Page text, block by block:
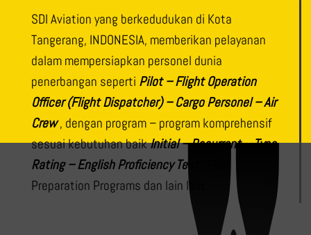
SDI Aviation yang berkedudukan di Kota
Tangerang, INDONESIA, memberikan pelayanan
dalam mempersiapkan personel dunia
penerbangan seperti Pilot – Flight Operation
Officer (Flight Dispatcher) – Cargo Personel – Air
Crew, dengan program – program komprehensif
sesuai kebutuhan baikInitial – Recurrent – Type
Rating – English Proficiency Test
Preparation Programs dan lain lain.